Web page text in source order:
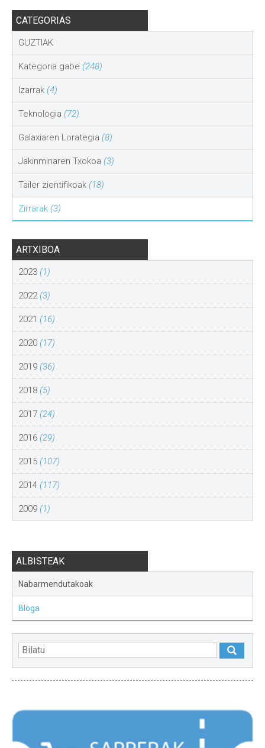
CATEGORIAS
GUZTIAK
Kategoria gabe (248)
Izarrak (4)
Teknologia (72)
Galaxiaren Lorategia (8)
Jakinminaren Txokoa (3)
Tailer zientifikoak (18)
Zirrarak (3)
ARTXIBOA
2023 (1)
2022(3)
2021 (16)
2020 (17)
2019 (36)
2018 (5)
2017 (24)
2016 (29)
2015 (107)
2014 (117)
2009 (1)
ALBISTEAK
Nabarmendutakoak
Bloga